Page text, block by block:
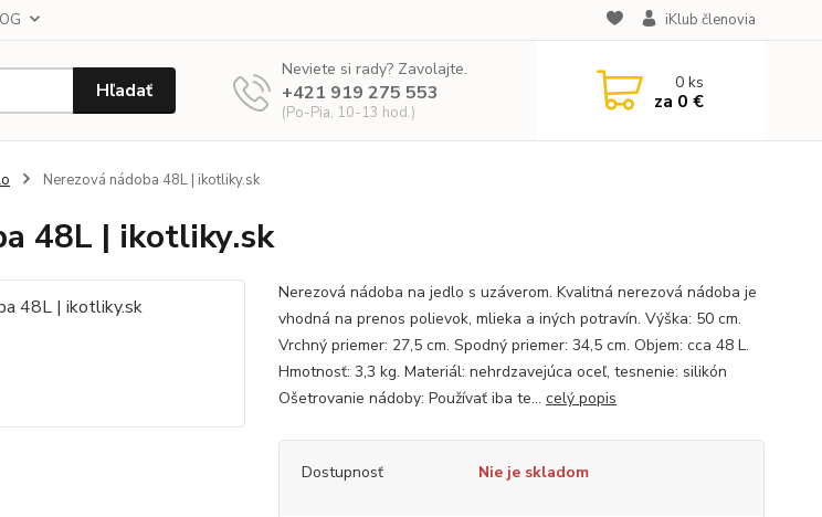
iKlub členovia
Hľadať
Neviete si rady? Zavolajte.
+421 919 275 553
(Po-Pia, 10-13 hod.)
0ks
za 0 €
Nerezová nádoba 48L | ikotliky.sk
48L | ikotliky.sk
Nerezová nádoba na jedlo s uzáverom. Kvalitná nerezová nádoba je
vhodná na prenos polievok, mlieka a iných potravín. Výška: 50 cm.
Vrchný priemer: 27,5 cm. Spodný priemer: 34,5 cm. Objem: cca 48 L.
Hmotnosť: 3,3 kg. Materiál: nehrdzavejúca oceľ, tesnenie: silikón
Ošetrovanie nádoby: Používať iba te... celý popis
Dostupnosť Nie je skladom